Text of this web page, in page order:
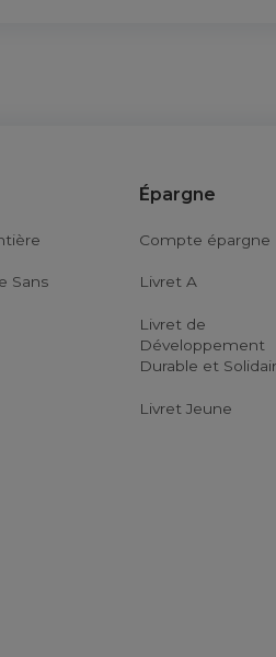
Sans
Épargne
Compte épargne
Livret A
Livret de
Développement
Durable et
Livret Jeune